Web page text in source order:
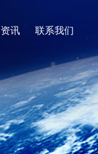
讯 联系我们